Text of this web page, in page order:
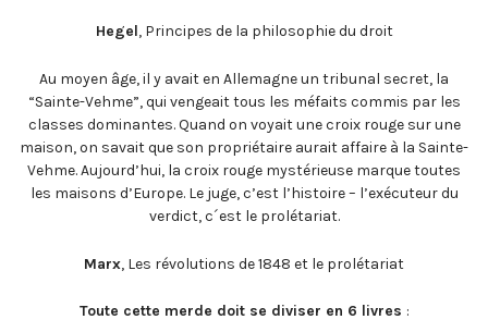
Hegel, Principes de la philosophie du droit
Au moyen âge, il y avait en Allemagne un tribunal secret, la
“Sainte-Vehme”, qui vengeait tous les méfaits commis par les
classes dominantes. Quand on voyait une croix rouge sur une
maison, on savait que son propriétaire aurait affaire à la Sainte-
Vehme. Aujourd’hui, la croix rouge mystérieuse marque toutes
les maisons d’Europe. Le juge, c’est l’histoire – l’exécuteur du
verdict, c´est le prolétariat.
Marx, Les révolutions de 1848 et le prolétariat
Toute cette merde doit se diviser en 6 livres :